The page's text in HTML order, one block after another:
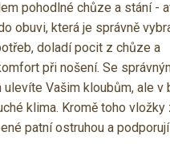
pohodlné chůze a stání -
obuvi, která je správně
doladí pocit z chůze a
při nošení. Se
ulevíte Vašim kloubům, ale v
klima. Kromě toho vložky
patní ostruhou a